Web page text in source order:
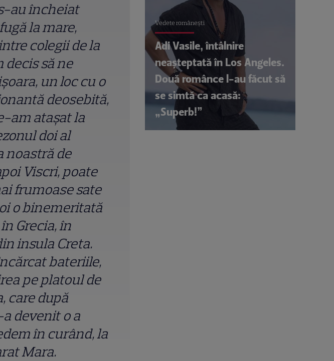
au încheiat
la mare,
colegii de la
decis să ne
un loc cu o
deosebită,
am ataşat la
doi al
noastră de
Viscri, poate
frumoase sate
o binemeritată
Grecia, în
insula Creta.
bateriile,
pe platoul de
care după
devenit o a
în curând, la
Mara.
Vedete româneşti
Adi Vasile, întâlnire
neașteptată în Los Angeles.
Două românce l-au făcut să
se simtă ca acasă:
„Superb!”